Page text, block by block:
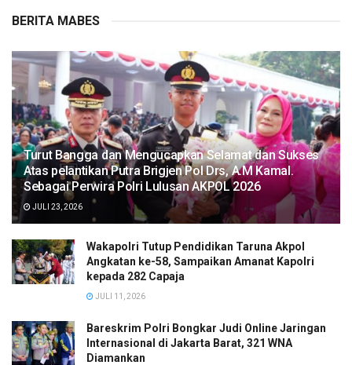
BERITA MABES
Turut Bangga dan Mengucapkan Selamat dan Sukses
Atas pelantikan Putra Brigjen Pol Drs, A.M Kamal.
Sebagai Perwira Polri Lulusan AKPOL 2026
JULI 23, 2026
Wakapolri Tutup Pendidikan Taruna Akpol
Angkatan ke-58, Sampaikan Amanat Kapolri
kepada 282 Capaja
JULI 11, 2026
Bareskrim Polri Bongkar Judi Online Jaringan
Internasional di Jakarta Barat, 321 WNA
Diamankan